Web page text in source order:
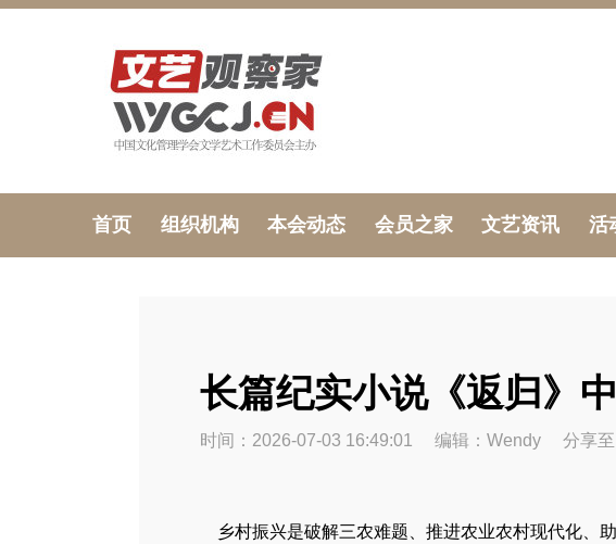
首页 组织机构 本会动态 会员之家 文艺资讯 活
长篇纪实小说《返归》
时间：2026-07-03 16:49:01 编辑：Wendy 分享至
乡村振兴是破解三农难题、推进农业农村现代化、